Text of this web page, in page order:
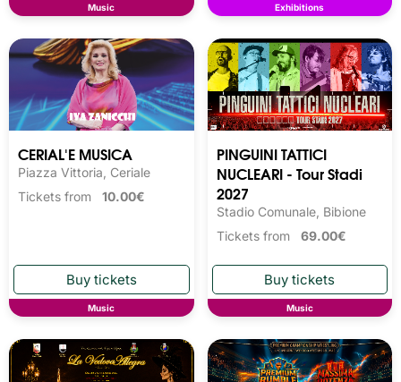
Music Exhibitions
CERIAL'E MUSICA
Piazza Vittoria, Ceriale
Tickets from 10.00€
Music
PINGUINI TATTICI
NUCLEARI - Tour Stadi
2027
Stadio Comunale, Bibione
Tickets from 69.00€
Music